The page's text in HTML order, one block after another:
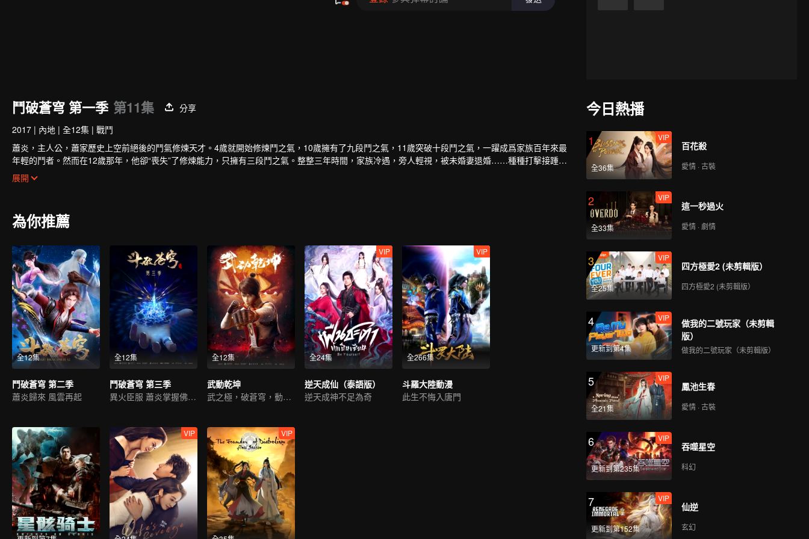
鬥破蒼穹 第一季 第11集
分享
2017 | 內地 | 全12集 | 戰鬥
蕭炎，主人公，蕭家歷史上空前絕後的鬥氣修煉天才。4歲就開始修煉鬥之氣，10歲擁有了九段鬥之氣，11歲突破十段鬥之氣，一躍成爲家族百年來最
年輕的鬥者。然而在12歲那年，他卻“喪失”了修煉能力，只擁有三段鬥之氣。整整三年時間，家族冷遇，旁人輕視，被未婚妻退婚……種種打擊接踵而
至。
就在他即將絕望的時候，一縷幽魂從他手上的戒指裏浮現，一扇全新的大門在面前開啓！蕭炎重新成爲家族年輕一輩中的佼佼者，受到衆人的仰慕，他
卻不滿足於此。爲了一雪退婚帶來的恥辱，蕭炎來到了魔獸山脈，在藥老的幫助下，進一步提升自己的修煉級別……
展開
為你推薦
全12集
鬥破蒼穹 第二季
蕭炎歸來 風雲再起
全12集
鬥破蒼穹 第三季
異火臣服 蕭炎掌握佛怒火連
全12集
武動乾坤
武之極，破蒼穹，動乾坤
全24集
VIP
逆天成仙（泰語版）
逆天成神不足為奇
全266集
VIP
斗羅大陸動漫
此生不悔入唐門
VIP VIP
今日熱播
1
全36集
VIP
百花殺
愛情 · 古裝
2
全33集
VIP
這一秒過火
愛情 · 劇情
3
全25集
VIP
四方極愛2 (未剪輯版）
四方極愛2 (未剪輯版）
4
更新到第4集
VIP
做我的二號玩家（未剪輯
版）
做我的二號玩家（未剪輯版）
5
全21集
VIP
鳳池生春
愛情 · 古裝
6
更新到第235集
VIP
吞噬星空
科幻
7
更新到第152集
VIP
仙逆
玄幻